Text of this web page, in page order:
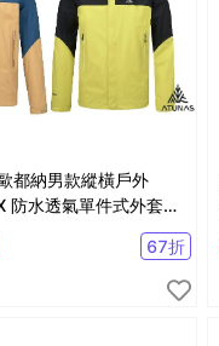
都納男款縱橫戶外
防水透氣單件式外套
67折